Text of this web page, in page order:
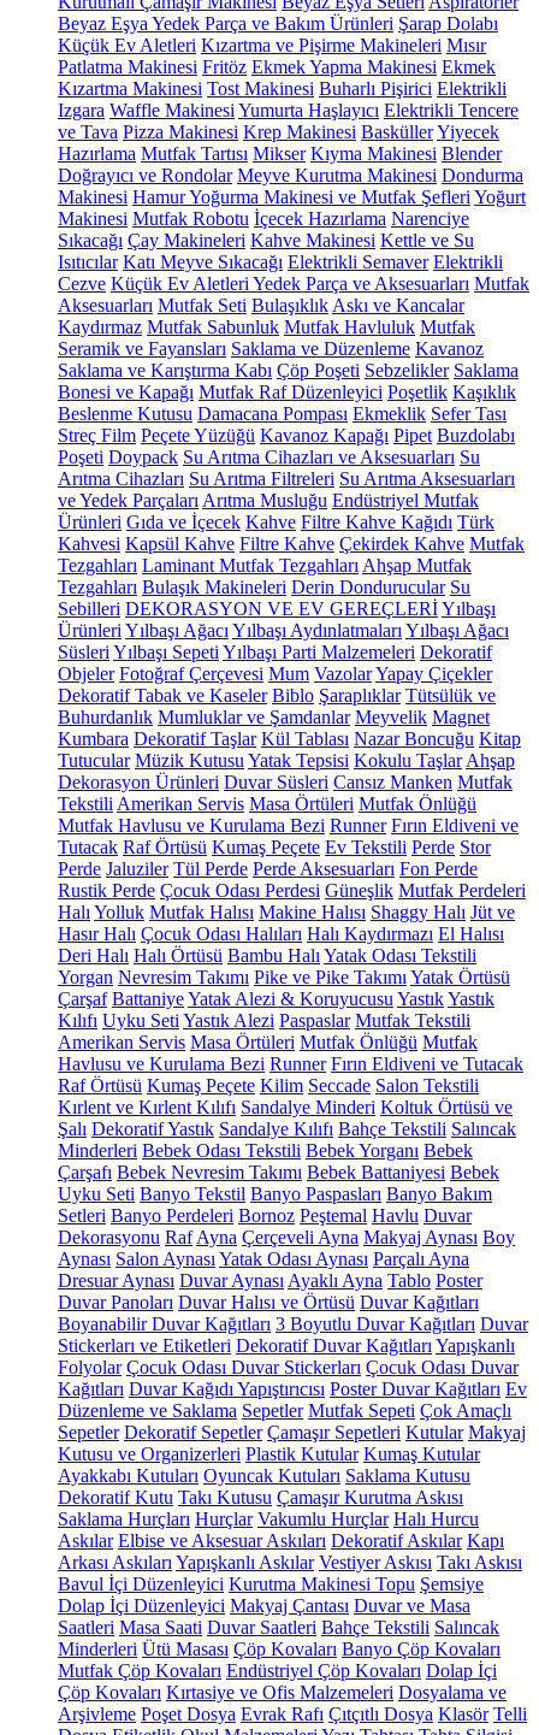
Beyaz Eşya Yedek Parça ve Bakım Ürünleri Şarap Dolabı
Küçük Ev Aletleri Kızartma ve Pişirme Makineleri Mısır
Patlatma Makinesi Fritöz Ekmek Yapma Makinesi Ekmek
Kızartma Makinesi Tost Makinesi Buharlı Pişirici Elektrikli
Izgara Waffle Makinesi Yumurta Haşlayıcı Elektrikli Tencere
ve Tava Pizza Makinesi Krep Makinesi BasküllerYiyecek
Hazırlama Mutfak Tartısı Mikser Kıyma Makinesi Blender
Doğrayıcı ve Rondolar Meyve Kurutma Makinesi Dondurma
Makinesi Hamur Yoğurma Makinesi ve Mutfak Şefleri Yoğurt
Makinesi Mutfak Robotu İçecek Hazırlama Narenciye
Sıkacağı Çay Makineleri Kahve Makinesi Kettle ve Su
Isıtıcılar Katı Meyve Sıkacağı Elektrikli Semaver Elektrikli
Cezve Küçük Ev Aletleri Yedek Parça ve Aksesuarları Mutfak
Aksesuarları Mutfak Seti Bulaşıklık Askı ve Kancalar
Kaydırmaz Mutfak Sabunluk Mutfak Havluluk Mutfak
Seramik ve Fayansları Saklama ve Düzenleme Kavanoz
Saklama ve Karıştırma Kabı Çöp Poşeti Sebzelikler Saklama
Bonesi ve Kapağı Mutfak Raf Düzenleyici Poşetlik Kaşıklık
Beslenme Kutusu Damacana Pompası Ekmeklik Sefer Tası
Streç Film Peçete Yüzüğü Kavanoz Kapağı Pipet Buzdolabı
Poşeti Doypack Su Arıtma Cihazları ve Aksesuarları Su
Arıtma Cihazları Su Arıtma Filtreleri Su Arıtma Aksesuarları
ve Yedek Parçaları Arıtma Musluğu Endüstriyel Mutfak
Ürünleri Gıda ve İçecek Kahve Filtre Kahve Kağıdı Türk
Kahvesi Kapsül Kahve Filtre Kahve Çekirdek Kahve Mutfak
Tezgahları Laminant Mutfak Tezgahları Ahşap Mutfak
Tezgahları Bulaşık Makineleri Derin Dondurucular Su
Sebilleri DEKORASYON VE EV GEREÇLERİYılbaşı
Ürünleri Yılbaşı Ağacı Yılbaşı Aydınlatmaları Yılbaşı Ağacı
Süsleri Yılbaşı Sepeti Yılbaşı Parti Malzemeleri Dekoratif
Objeler Fotoğraf Çerçevesi Mum VazolarYapay Çiçekler
Dekoratif Tabak ve Kaseler Biblo Şaraplıklar Tütsülük ve
Buhurdanlık Mumluklar ve Şamdanlar Meyvelik Magnet
Kumbara Dekoratif Taşlar Kül Tablası Nazar Boncuğu Kitap
Tutucular Müzik Kutusu Yatak Tepsisi Kokulu Taşlar Ahşap
Dekorasyon Ürünleri Duvar Süsleri Cansız Manken Mutfak
Tekstili Amerikan Servis Masa Örtüleri Mutfak Önlüğü
Mutfak Havlusu ve Kurulama Bezi Runner Fırın Eldiveni ve
Tutacak Raf Örtüsü Kumaş Peçete Ev Tekstili Perde Stor
Perde Jaluziler Tül Perde Perde Aksesuarları Fon Perde
Rustik Perde Çocuk Odası Perdesi Güneşlik Mutfak Perdeleri
Halı Yolluk Mutfak Halısı Makine Halısı Shaggy Halı Jüt ve
Hasır Halı Çocuk Odası Halıları Halı Kaydırmazı El Halısı
Deri Halı Halı Örtüsü Bambu Halı Yatak Odası Tekstili
Yorgan Nevresim Takımı Pike ve Pike Takımı Yatak Örtüsü
Çarşaf BattaniyeYatak Alezi & Koruyucusu YastıkYastık
Kılıfı Uyku Seti Yastık Alezi Paspaslar Mutfak Tekstili
Amerikan Servis Masa Örtüleri Mutfak Önlüğü Mutfak
Havlusu ve Kurulama Bezi Runner Fırın Eldiveni ve Tutacak
Raf Örtüsü Kumaş Peçete Kilim Seccade Salon Tekstili
Kırlent ve Kırlent Kılıfı Sandalye Minderi Koltuk Örtüsü ve
Şalı Dekoratif Yastık Sandalye Kılıfı Bahçe Tekstili Salıncak
Minderleri Bebek Odası Tekstili Bebek Yorganı Bebek
Çarşafı Bebek Nevresim Takımı Bebek Battaniyesi Bebek
Uyku Seti Banyo Tekstil Banyo Paspasları Banyo Bakım
Setleri Banyo Perdeleri Bornoz Peştemal Havlu Duvar
Dekorasyonu Raf Ayna Çerçeveli Ayna Makyaj Aynası Boy
Aynası Salon Aynası Yatak Odası Aynası Parçalı Ayna
Dresuar Aynası Duvar Aynası Ayaklı Ayna Tablo Poster
Duvar Panoları Duvar Halısı ve Örtüsü Duvar Kağıtları
Boyanabilir Duvar Kağıtları 3 Boyutlu Duvar Kağıtları Duvar
Stickerları ve Etiketleri Dekoratif Duvar Kağıtları Yapışkanlı
Folyolar Çocuk Odası Duvar Stickerları Çocuk Odası Duvar
Kağıtları Duvar Kağıdı Yapıştırıcısı Poster Duvar Kağıtları Ev
Düzenleme ve Saklama Sepetler Mutfak Sepeti Çok Amaçlı
Sepetler Dekoratif Sepetler Çamaşır Sepetleri Kutular Makyaj
Kutusu ve Organizerleri Plastik Kutular Kumaş Kutular
Ayakkabı Kutuları Oyuncak Kutuları Saklama Kutusu
Dekoratif Kutu Takı Kutusu Çamaşır Kurutma Askısı
Saklama Hurçları Hurçlar Vakumlu Hurçlar Halı Hurcu
Askılar Elbise ve Aksesuar Askıları Dekoratif Askılar Kapı
Arkası Askıları Yapışkanlı Askılar Vestiyer Askısı Takı Askısı
Bavul İçi Düzenleyici Kurutma Makinesi Topu Şemsiye
Dolap İçi Düzenleyici Makyaj Çantası Duvar ve Masa
Saatleri Masa Saati Duvar Saatleri Bahçe Tekstili Salıncak
Minderleri Ütü Masası Çöp Kovaları Banyo Çöp Kovaları
Mutfak Çöp Kovaları Endüstriyel Çöp Kovaları Dolap İçi
Çöp Kovaları Kırtasiye ve Ofis Malzemeleri Dosyalama ve
Arşivleme Poşet Dosya Evrak Rafı Çıtçıtlı Dosya Klasör Telli